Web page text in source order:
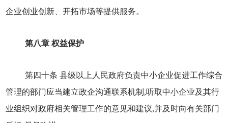
企业创业创新、开拓市场等提供服务。
第八章 权益保护
第四十条 县级以上人民政府负责中小企业促进工作综合
管理的部门应当建立政企沟通联系机制,听取中小企业及其行
业组织对政府相关管理工作的意见和建议,并及时向有关部门